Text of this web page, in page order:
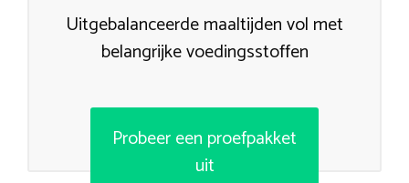
Uitgebalanceerde maaltijden vol met
belangrijke voedingsstoffen
Probeer een proefpakket
uit